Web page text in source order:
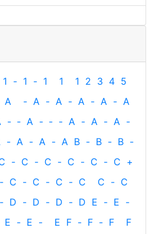
1 - 1 - 1 1 1 2 3 4 5
A - A - A - A - A - A
- ‐ A - ‐ - A - A - A -
- A - A - A B - B - B -
- C - C - C - C - C +
- C - C - C - C C - C
- D - D - D - D E - E -
E - E - E F - F - F
F